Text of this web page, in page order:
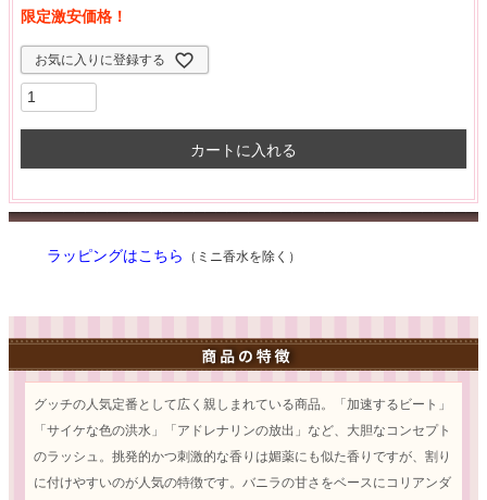
限定激安価格！
お気に入りに登録する
カートに入れる
ラッピングはこちら （ミニ香水を除く）
グッチの人気定番として広く親しまれている商品。「加速するビート」
「サイケな色の洪水」「アドレナリンの放出」など、大胆なコンセプト
のラッシュ。挑発的かつ刺激的な香りは媚薬にも似た香りですが、割り
に付けやすいのが人気の特徴です。バニラの甘さをベースにコリアンダ